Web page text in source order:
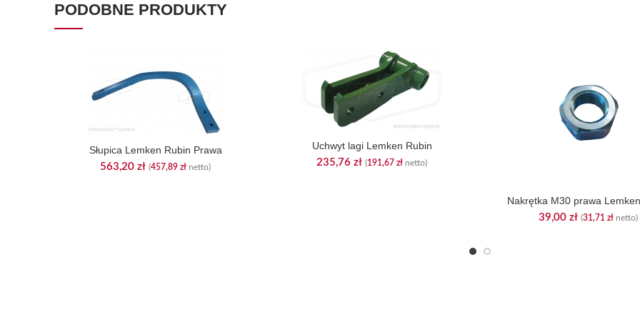
PODOBNE PRODUKTY
Słupica Lemken Rubin Prawa
563,20 zł (457,89 zł netto)
Uchwyt lagi Lemken Rubin
235,76 zł (191,67 zł netto)
Nakrętka M30 prawa
39,00 zł (31,71 zł netto)